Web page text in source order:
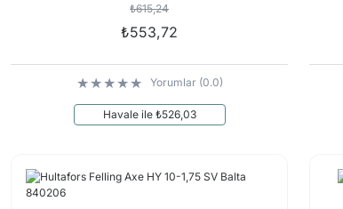
₺615,24
₺553,72
Yorumlar (0.0)
Havale ile ₺526,03